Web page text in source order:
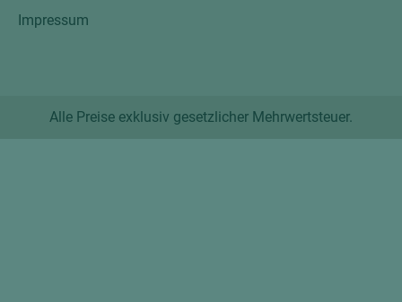
Impressum
Alle Preise exklusiv gesetzlicher Mehrwertsteuer.